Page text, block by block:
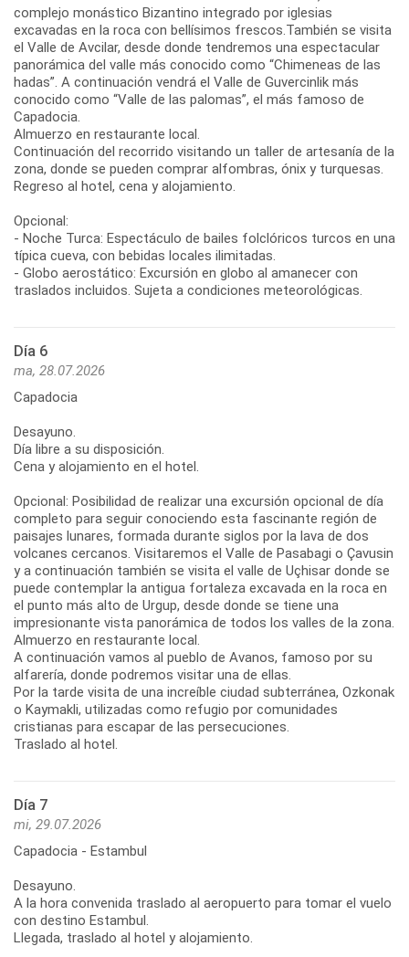
complejo monástico Bizantino integrado por iglesias
excavadas en la roca con bellísimos frescos.También se visita
el Valle de Avcilar, desde donde tendremos una espectacular
panorámica del valle más conocido como “Chimeneas de las
hadas”. A continuación vendrá el Valle de Guvercinlik más
conocido como “Valle de las palomas”, el más famoso de
Capadocia.
Almuerzo en restaurante local.
Continuación del recorrido visitando un taller de artesanía de la
zona, donde se pueden comprar alfombras, ónix y turquesas.
Regreso al hotel, cena y alojamiento.
Opcional:
- Noche Turca: Espectáculo de bailes folclóricos turcos en una
típica cueva, con bebidas locales ilimitadas.
- Globo aerostático: Excursión en globo al amanecer con
traslados incluidos. Sujeta a condiciones meteorológicas.
Día 6
ma, 28.07.2026
Capadocia
Desayuno.
Día libre a su disposición.
Cena y alojamiento en el hotel.
Opcional: Posibilidad de realizar una excursión opcional de día
completo para seguir conociendo esta fascinante región de
paisajes lunares, formada durante siglos por la lava de dos
volcanes cercanos. Visitaremos el Valle de Pasabagi o Çavusin
y a continuación también se visita el valle de Uçhisar donde se
puede contemplar la antigua fortaleza excavada en la roca en
el punto más alto de Urgup, desde donde se tiene una
impresionante vista panorámica de todos los valles de la zona.
Almuerzo en restaurante local.
A continuación vamos al pueblo de Avanos, famoso por su
alfarería, donde podremos visitar una de ellas.
Por la tarde visita de una increíble ciudad subterránea, Ozkonak
o Kaymakli, utilizadas como refugio por comunidades
cristianas para escapar de las persecuciones.
Traslado al hotel.
Día 7
mi, 29.07.2026
Capadocia - Estambul
Desayuno.
A la hora convenida traslado al aeropuerto para tomar el vuelo
con destino Estambul.
Llegada, traslado al hotel y alojamiento.